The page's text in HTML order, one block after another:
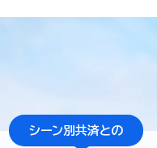
シーン別共済との